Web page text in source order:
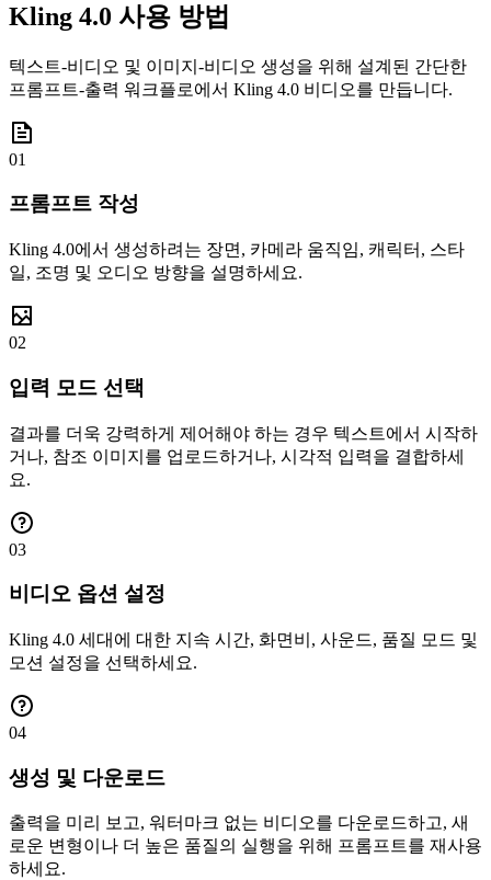
Kling 4.0 사용 방법
텍스트-비디오 및 이미지-비디오 생성을 위해 설계된 간단한
프롬프트-출력 워크플로에서 Kling 4.0 비디오를 만듭니다.
01
프롬프트 작성
Kling 4.0에서 생성하려는 장면, 카메라 움직임, 캐릭터, 스타
일, 조명 및 오디오 방향을 설명하세요.
02
입력 모드 선택
결과를 더욱 강력하게 제어해야 하는 경우 텍스트에서 시작하
거나, 참조 이미지를 업로드하거나, 시각적 입력을 결합하세
요.
03
비디오 옵션 설정
Kling 4.0 세대에 대한 지속 시간, 화면비, 사운드, 품질 모드 및
모션 설정을 선택하세요.
04
생성 및 다운로드
출력을 미리 보고, 워터마크 없는 비디오를 다운로드하고, 새
로운 변형이나 더 높은 품질의 실행을 위해 프롬프트를 재사용
하세요.